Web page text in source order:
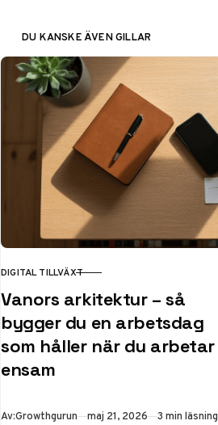
DU KANSKE ÄVEN GILLAR
KATEGORI
DIGITAL TILLVÄXT
Vanors arkitektur – så
bygger du en arbetsdag
som håller när du arbetar
ensam
Av:Growthgurun Publicerad
maj 21, 2026 3 min läsning